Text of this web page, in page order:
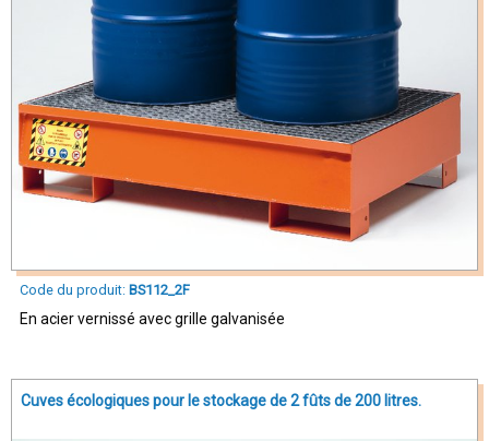
Code du produit: BS112_2F
En acier vernissé avec grille galvanisée
Cuves écologiques pour le stockage de 2 fûts de 200 litres.